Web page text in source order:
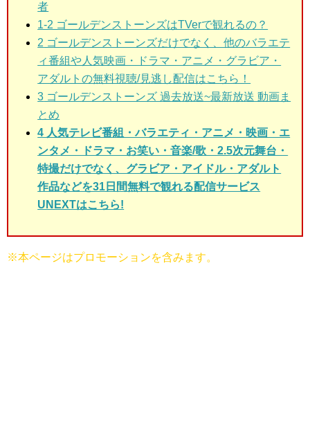
者
1-2 ゴールデンストーンズはTVerで観れるの？
2 ゴールデンストーンズだけでなく、他のバラエテ
ィ番組や人気映画・ドラマ・アニメ・グラビア・
アダルトの無料視聴/見逃し配信はこちら！
3 ゴールデンストーンズ 過去放送~最新放送 動画ま
とめ
4 人気テレビ番組・バラエティ・アニメ・映画・エ
ンタメ・ドラマ・お笑い・音楽/歌・2.5次元舞台・
特撮だけでなく、グラビア・アイドル・アダルト
作品などを31日間無料で観れる配信サービス
UNEXTはこちら!
※本ページはプロモーションを含みます。